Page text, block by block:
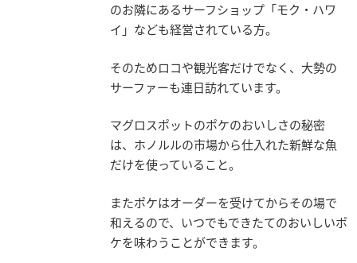
のお隣にあるサーフショップ「モク・ハワ
イ」なども経営されている方。
そのためロコや観光客だけでなく、大勢の
サーファーも連日訪れています。
マグロスポットのポケのおいしさの秘密
は、ホノルルの市場から仕入れた新鮮な魚
だけを使っていること。
またポケはオーダーを受けてからその場で
和えるので、いつでもできたてのおいしいポ
ケを味わうことができます。